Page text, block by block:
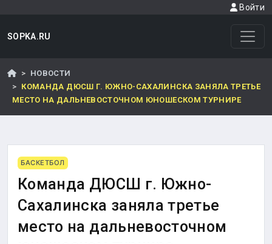
Войти
SOPKA.RU
НОВОСТИ
КОМАНДА ДЮСШ Г. ЮЖНО-САХАЛИНСКА ЗАНЯЛА ТРЕТЬЕ
МЕСТО НА ДАЛЬНЕВОСТОЧНОМ ЮНОШЕСКОМ ТУРНИРЕ
БАСКЕТБОЛ
Команда ДЮСШ г. Южно-
Сахалинска заняла третье
место на дальневосточном